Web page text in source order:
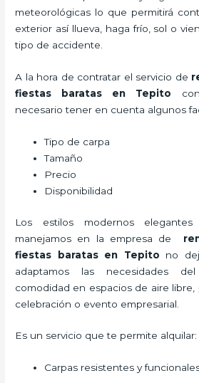
meteorológicas lo que permitirá
exterior así llueva, haga frío, sol o
tipo de accidente.
A la hora de contratar el servicio de
fiestas baratas en Tepito
necesario tener en cuenta algunos
Tipo de carpa
Tamaño
Precio
Disponibilidad
Los estilos modernos
manejamos en la empresa de
fiestas baratas en Tepito no
adaptamos las necesidades
comodidad en espacios de aire
celebración o evento empresarial.
Es un servicio que te permite alquilar:
Carpas resistentes y